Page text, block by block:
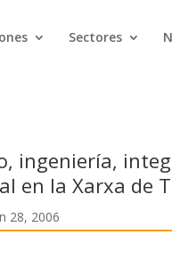
Sectores
ingeniería,
en la Xarxa de
28, 2006